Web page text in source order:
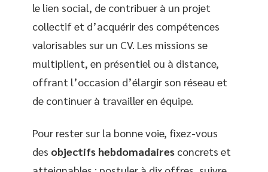
le lien social, de contribuer à un projet
collectif et d’acquérir des compétences
valorisables sur un CV. Les missions se
multiplient, en présentiel ou à distance,
offrant l’occasion d’élargir son réseau et
de continuer à travailler en équipe.
Pour rester sur la bonne voie, fixez-vous
des objectifs hebdomadaires concrets et